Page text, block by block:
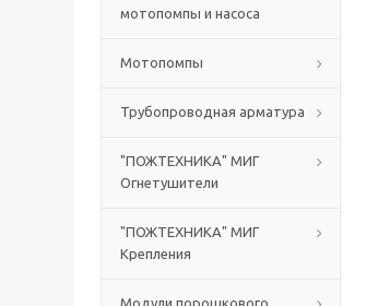
мотопомпы и насоса
Мотопомпы
Трубопроводная арматура
"ПОЖТЕХНИКА" МИГ
Огнетушители
"ПОЖТЕХНИКА" МИГ
Крепления
Модули порошкового